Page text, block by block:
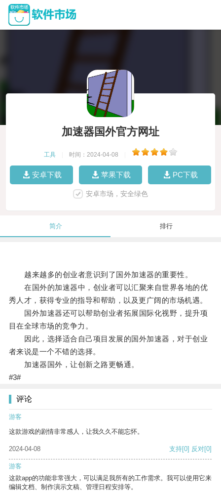
加速器国外官方网址
工具 时间：2024-04-08
安卓下载 苹果下载 PC下载
安卓市场，安全绿色
简介 排行
越来越多的创业者意识到了国外加速器的重要性。
在国外的加速器中，创业者可以汇聚来自世界各地的优
秀人才，获得专业的指导和帮助，以及更广阔的市场机遇。
国外加速器还可以帮助创业者拓展国际化视野，提升项
目在全球市场的竞争力。
因此，选择适合自己项目发展的国外加速器，对于创业
者来说是一个不错的选择。
加速器国外，让创新之路更畅通。
#3#
评论
游客
这款游戏的剧情非常感人，让我久久不能忘怀。
2024-04-08 支持[0] 反对[0]
游客
这款app的功能非常强大，可以满足我所有的工作需求。我可以使用它来
编辑文档、制作演示文稿、管理日程安排等。